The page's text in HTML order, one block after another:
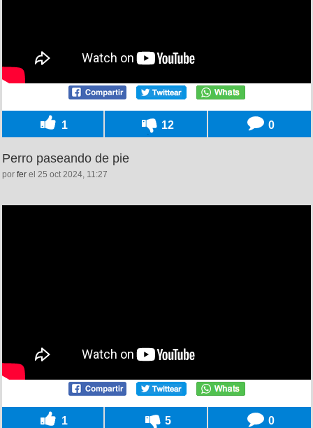
1 12 0
Perro paseando de pie
por fer el 25 oct 2024, 11:27
1 5 0